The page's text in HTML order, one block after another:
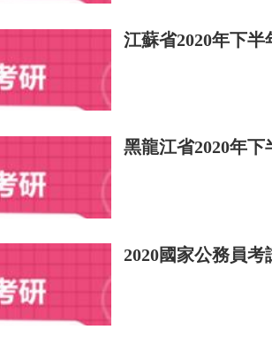
它讓團隊成員們緊密結合，使
范疇是溝通、影響、任務和維
至有某種樂趣。
江蘇省2020年下
黑龍江省2020年
2020國家公務員